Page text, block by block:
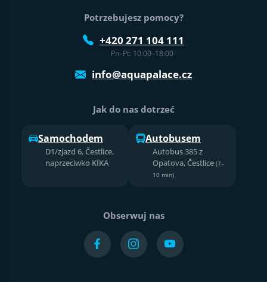
Potrzebujesz pomocy?
+420 271 104 111
Pn–Pt: 10:00–18:00
info@aquapalace.cz
Jak do nas dotrzeć
Samochodem
D1/zjazd 6, Čestlice,
naprzeciwko KIKA
Autobusem
Autobus 385 z
Opatova, Čestlice (7–
10 min)
Obserwuj nas